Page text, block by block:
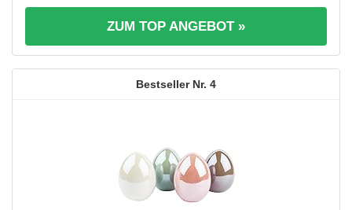
ZUM TOP ANGEBOT »
4